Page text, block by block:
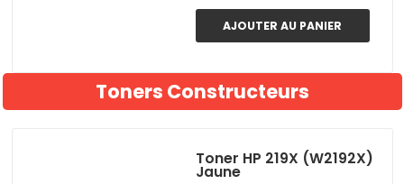
AJOUTER AU PANIER
Toners Constructeurs
Toner HP 219X (W2192X)
Jaune